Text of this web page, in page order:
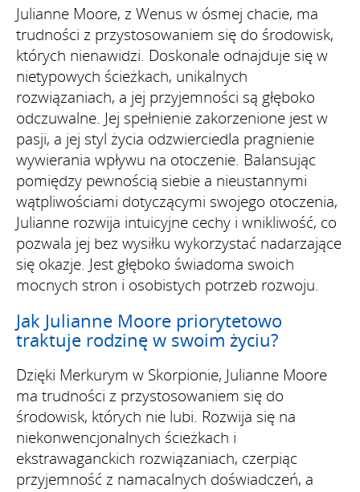
Julianne Moore, z Wenus w ósmej chacie, ma
trudności z przystosowaniem się do środowisk,
których nienawidzi. Doskonale odnajduje się w
nietypowych ścieżkach, unikalnych
rozwiązaniach, a jej przyjemności są głęboko
odczuwalne. Jej spełnienie zakorzenione jest w
pasji, a jej styl życia odzwierciedla pragnienie
wywierania wpływu na otoczenie. Balansując
pomiędzy pewnością siebie a nieustannymi
wątpliwościami dotyczącymi swojego otoczenia,
Julianne rozwija intuicyjne cechy i wnikliwość, co
pozwala jej bez wysiłku wykorzystać nadarzające
się okazje. Jest głęboko świadoma swoich
mocnych stron i osobistych potrzeb rozwoju.
Jak Julianne Moore priorytetowo
traktuje rodzinę w swoim życiu?
Dzięki Merkurym w Skorpionie, Julianne Moore
ma trudności z przystosowaniem się do
środowisk, których nie lubi. Rozwija się na
niekonwencjonalnych ścieżkach i
ekstrawaganckich rozwiązaniach, czerpiąc
przyjemność z namacalnych doświadczeń, a